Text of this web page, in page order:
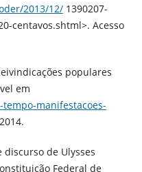
2013/12/1390207-
centavos.shtml>. Acesso
populares
em
manifestacoes-
discurso de Ulysses
Federal de